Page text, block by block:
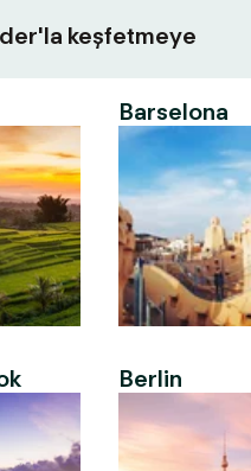
keşfetmeye
Barselona
Berlin